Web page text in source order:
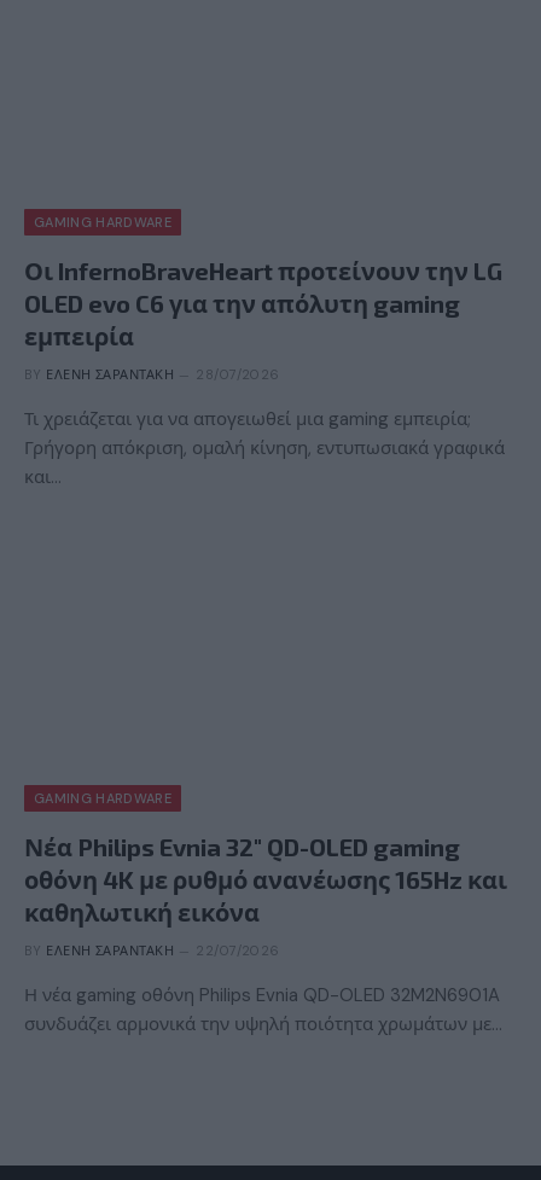
GAMING HARDWARE
Οι InfernoBraveHeart προτείνουν την LG
OLED evo C6 για την απόλυτη gaming
εμπειρία
BY ΕΛΈΝΗ ΣΑΡΑΝΤΆΚΗ 28/07/2026
Τι χρειάζεται για να απογειωθεί μια gaming εμπειρία;
Γρήγορη απόκριση, ομαλή κίνηση, εντυπωσιακά γραφικά
και…
GAMING HARDWARE
Νέα Philips Evnia 32″ QD-OLED gaming
οθόνη 4K με ρυθμό ανανέωσης 165Hz και
καθηλωτική εικόνα
BY ΕΛΈΝΗ ΣΑΡΑΝΤΆΚΗ 22/07/2026
Η νέα gaming οθόνη Philips Evnia QD-OLED 32M2N6901A
συνδυάζει αρμονικά την υψηλή ποιότητα χρωμάτων με…